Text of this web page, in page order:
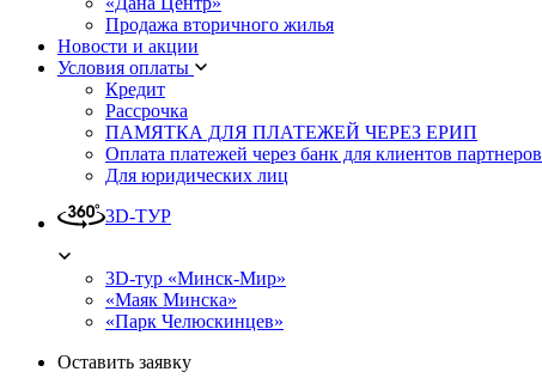
Продажа вторичного жилья
Новости и акции
Условия оплаты
Кредит
Рассрочка
ПАМЯТКА ДЛЯ ПЛАТЕЖЕЙ ЧЕРЕЗ ЕРИП
Оплата платежей через банк для клиентов партнеров
Для юридических лиц
3D-ТУР
3D-тур «Минск-Мир»
«Маяк Минска»
«Парк Челюскинцев»
Оставить заявку